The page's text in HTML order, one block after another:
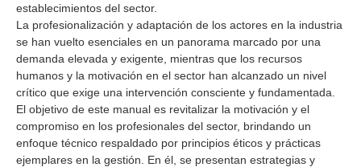
establecimientos del sector.
La profesionalización y adaptación de los actores en la industria
se han vuelto esenciales en un panorama marcado por una
demanda elevada y exigente, mientras que los recursos
humanos y la motivación en el sector han alcanzado un nivel
crítico que exige una intervención consciente y fundamentada.
El objetivo de este manual es revitalizar la motivación y el
compromiso en los profesionales del sector, brindando un
enfoque técnico respaldado por principios éticos y prácticas
ejemplares en la gestión. En él, se presentan estrategias y